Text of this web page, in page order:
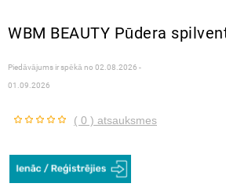
WBM BEAUTY Pūdera
Piedāvājums ir spēkā no 02.08.2026 -
01.09.2026
( 0 ) atsauksmes